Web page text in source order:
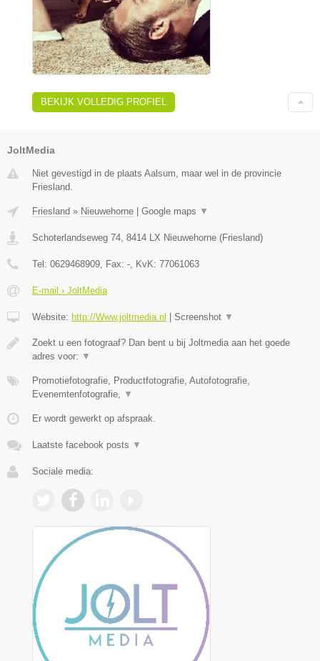
BEKIJK VOLLEDIG PROFIEL
JoltMedia
Niet gevestigd in de plaats Aalsum, maar wel in de provincie
Friesland.
Friesland » Nieuwehorne | Google maps ▼
Schoterlandseweg 74 8414 LX Nieuwehorne (Friesland)
Tel: 0629468909 , Fax: - , KvK: 77061063
E-mail › JoltMedia
Website: http://Www.joltmedia.nl | Screenshot ▼
Zoekt u een fotograaf? Dan bent u bij Joltmedia aan het goede
adres voor: ▼
Promotiefotografie, Productfotografie, Autofotografie,
Evenemtenfotografie,
▼
Er wordt gewerkt op afspraak.
Laatste facebook posts ▼
Sociale media: